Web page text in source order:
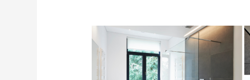
¿Son
higiénicas
superficies